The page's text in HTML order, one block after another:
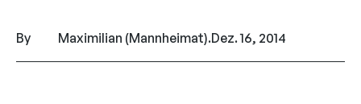
By Maximilian (Mannheimat).Dez. 16, 2014